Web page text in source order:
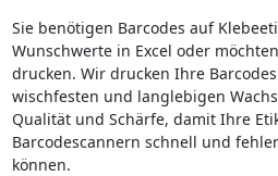
Sie benötigen Barcodes auf
Wunschwerte in Excel oder
drucken. Wir drucken Ihre
wischfesten und langlebigen
Qualität und Schärfe, damit Ihre
Barcodescannern schnell und
können.